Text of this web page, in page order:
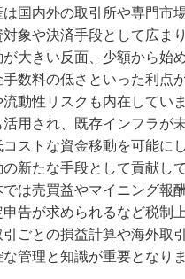
国内外の取引所や専門市
象や決済手段として広ま
大きい反面、少額から始
数料の低さといった利点
動性リスクも内在してい
用され、既存インフラが
ストな資金移動を可能に
新たな手段として貢献し
は売買益やマイニング報
申告が求められるなど税制
ごとの損益計算や海外取
管理と知識が重要となりま